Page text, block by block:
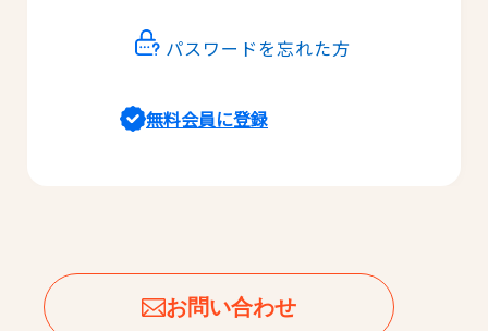
パスワードを忘れた方
無料会員に登録
お問い合わせ